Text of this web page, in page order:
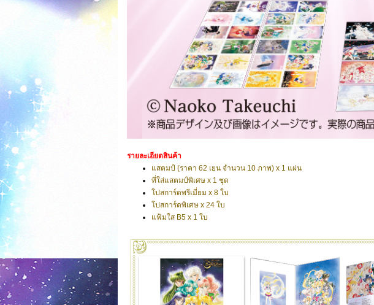
รายละเอียดสินค้า
แสตมป์ (ราคา 62 เยน จำนวน 10 ภาพ) x 1 แผ่น
ที่ใส่แสตมป์พิเศษ x 1 ชุด
โปสการ์ดพรีเมี่ยม x 8 ใบ
โปสการ์ดพิเศษ x 24 ใบ
แฟ้มใส B5 x 1 ใบ